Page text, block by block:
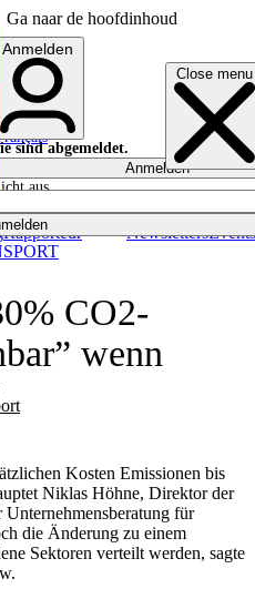
Ga naar de hoofdinhoud
Close menu
Rapporteur NewslettersEvents
English
Anmelden
sind abgemeldet.
Anmelden
aus
CO2-
wenn
Kosten Emissionen bis
Niklas Höhne, Direktor der
für
die Änderung zu einem
Sektoren verteilt werden, sagte